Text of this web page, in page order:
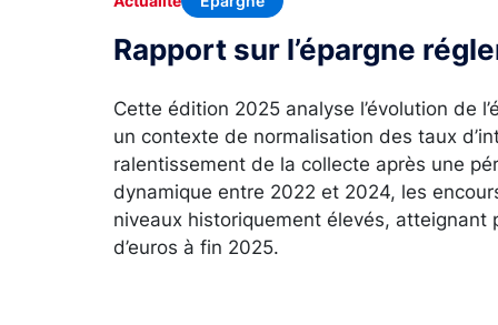
Rapport sur l’épargne
Cette édition 2025 analyse l’évolution de
un contexte de normalisation des taux
ralentissement de la collecte après une
dynamique entre 2022 et 2024, les
niveaux historiquement élevés, atteignant
d’euros à fin 2025.